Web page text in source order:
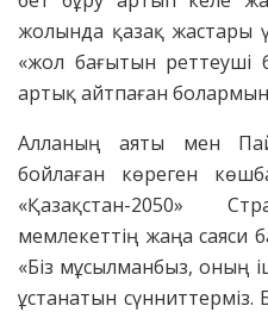
жолында қазақ жастары
«жол бағытын реттеуші
артық айтпаған
Алланың аяты мен
бойлаған көреген
«Қазақстан-2050»
мемлекеттің жаңа саяси
«Біз мұсылманбыз, оның
ұстанатын